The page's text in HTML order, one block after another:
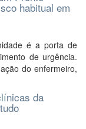
habitual em
é a porta de
de urgência.
do enfermeiro,
da